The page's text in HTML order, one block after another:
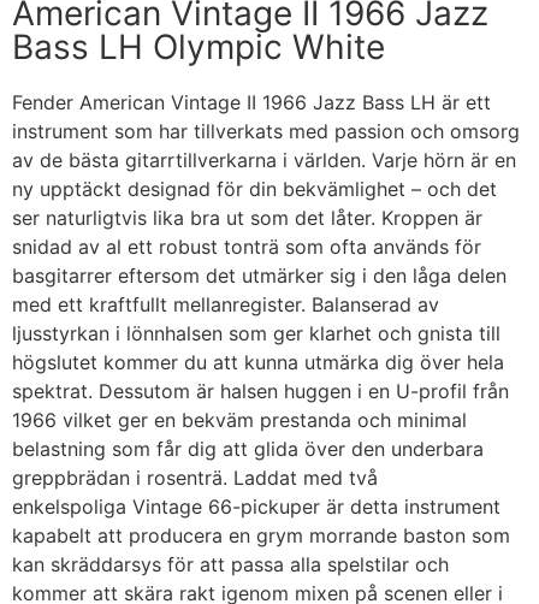
American Vintage II 1966 Jazz
Bass LH Olympic White
Fender American Vintage II 1966 Jazz Bass LH är ett
instrument som har tillverkats med passion och omsorg
av de bästa gitarrtillverkarna i världen. Varje hörn är en
ny upptäckt designad för din bekvämlighet – och det
ser naturligtvis lika bra ut som det låter. Kroppen är
snidad av al ett robust tonträ som ofta används för
basgitarrer eftersom det utmärker sig i den låga delen
med ett kraftfullt mellanregister. Balanserad av
ljusstyrkan i lönnhalsen som ger klarhet och gnista till
högslutet kommer du att kunna utmärka dig över hela
spektrat. Dessutom är halsen huggen i en U-profil från
1966 vilket ger en bekväm prestanda och minimal
belastning som får dig att glida över den underbara
greppbrädan i rosenträ. Laddat med två
enkelspoliga Vintage 66-pickuper är detta instrument
kapabelt att producera en grym morrande baston som
kan skräddarsys för att passa alla spelstilar och
kommer att skära rakt igenom mixen på scenen eller i